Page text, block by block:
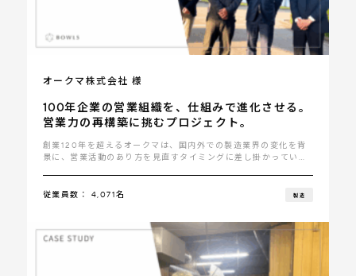
オークマ株式会社 様
100年企業の営業組織を、仕組みで進化させる。
営業力の再構築に挑むプロジェクト。
創業120年を超えるオークマは、国内外での製造業界の変化を背
景に、営業活動のあり方を見直すタイミングに差し掛かっていま
従業員数： 4,071名 製造